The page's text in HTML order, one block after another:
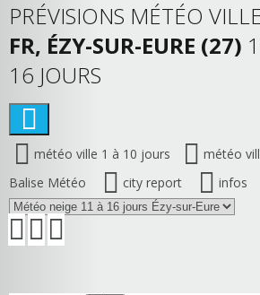
PRÉVISIONS MÉTÉO
FR, ÉZY-SUR-EURE (27)
16 JOURS
météo ville 1 à 10 jours
météo
Balise Météo
city report infos